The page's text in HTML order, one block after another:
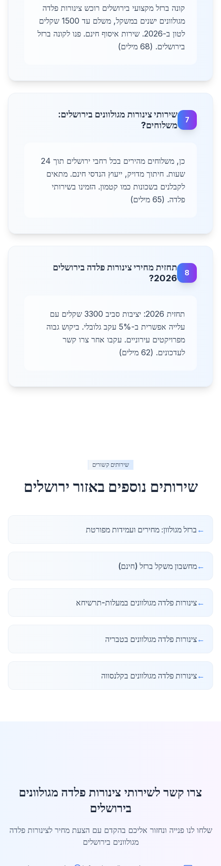
קונה ברזל מקצועי בירושלים רוכש צינורות פלדה
מגולוונים ישנים במשקל, משלם עד 1500 שקלים
לטון ב-2026. שירות איסוף חינם. פנו לקונה ברזל
בירושלים. (68 מילים)
7
שירותי צינורות מגולוונים בירושלים:
משלוחים?
כן, משלוחים מהירים בכל רחבי ירושלים תוך 24
שעות. חיתוך מדויק, ייעוץ הנדסי חינם. מתאים
לקבלנים בשכונות כמו קטמון. הזמינו בשירותי
פלדה. (65 מילים)
8
תחזית מחירי צינורות פלדה בירושלים
2026?
תחזית 2026: יציבות סביב 3300 שקלים עם
עלייה אפשרית ב-5% עקב גלובלי. ביקוש גבוה
מפרויקטים עירוניים. עקבו אחר צרו קשר
לעדכונים. (62 מילים)
שירותים קשורים
שירותים נוספים באזור ירושלים
← ברזל מגולוון: מחירים ועמידות מפורטת
←מחשבון משקל ברזל (חינם)
←צינורות פלדה מגולוונים במעלות-תרשיחא
←צינורות פלדה מגולוונים בטבריה
←צינורות פלדה מגולוונים בקלנסווה
צרו קשר לשירותי צינורות פלדה מגולוונים
בירושלים
שלחו לנו פנייה ונחזור אליכם בהקדם עם הצעת מחיר לצינורות פלדה
מגולוונים בירושלים